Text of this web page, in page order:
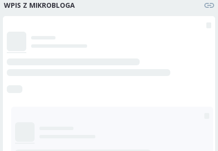
WPIS Z MIKROBLOGA